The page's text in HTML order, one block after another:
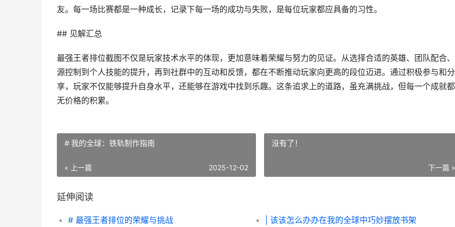
友。每一场比赛都是一种成长，记录下每一场的成功与失败，是每位玩家都应具备的习性。
## 见解汇总
最强王者排位截图不仅是玩家技术水平的体现，更加意味着荣耀与努力的见证。从选择合适的英雄、团队配合
源控制到个人技能的提升，再到社群中的互动和反馈，都在不断推动玩家向更高的段位迈进。通过积极参与和分
享，玩家不仅能够提升自身水平，还能够在游戏中找到乐趣。这条追求上的道路，虽充满挑战，但每一个成就
无价格的积累。
# 我的全球：铁轨制作指南
« 上一篇 2025-12-02
没有了！
下一篇 »
延伸阅读
# 最强王者排位的荣耀与挑战 | 该该怎么办办在我的全球中巧妙摆放书架